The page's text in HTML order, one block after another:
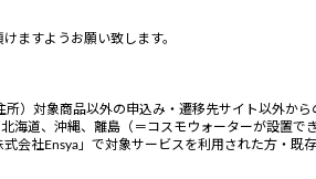
ますようお願い致します。
）対象商品以外の申込み・遷移先サイト以外から
海道、沖縄、離島（＝コスモウォーターが設置
会社Ensya」で対象サービスを利用された方・既